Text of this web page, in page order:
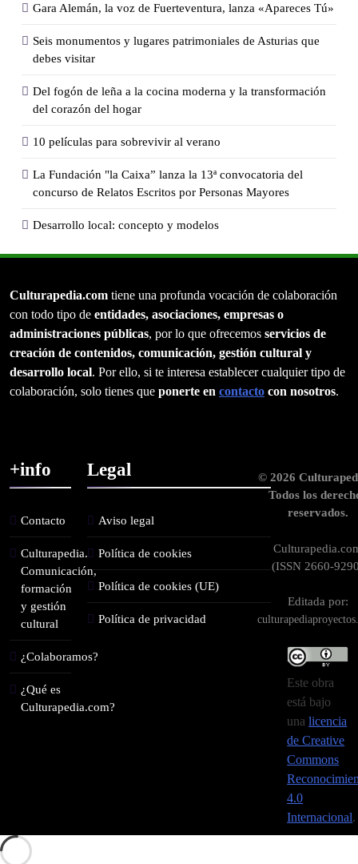
Gara Alemán, la voz de Fuerteventura, lanza «Apareces Tú»
Seis monumentos y lugares patrimoniales de Asturias que
debes visitar
Del fogón de leña a la cocina moderna y la transformación
del corazón del hogar
10 películas para sobrevivir al verano
La Fundación "la Caixa” lanza la 13ª convocatoria del
concurso de Relatos Escritos por Personas Mayores
Desarrollo local: concepto y modelos
Culturapedia.com tiene una profunda vocación de colaboración
con todo tipo de entidades, asociaciones, empresas o
administraciones públicas, por lo que ofrecemos servicios de
creación de contenidos, comunicación, gestión cultural y
desarrollo local. Por ello, si te interesa establecer cualquier tipo de
colaboración, solo tienes que ponerte en contacto con nosotros.
+info
Contacto
Culturapedia.
Comunicación,
formación
y gestión
cultural
¿Colaboramos?
¿Qué es
Culturapedia.com?
Legal
Aviso legal
Política de cookies
Política de cookies (UE)
Política de privacidad
© 2026
Todos los
reservados.
(ISSN 2660-
Editada por:
Este obra
está bajo
unalicencia
de Creative
Commons
4.0
Internacional.